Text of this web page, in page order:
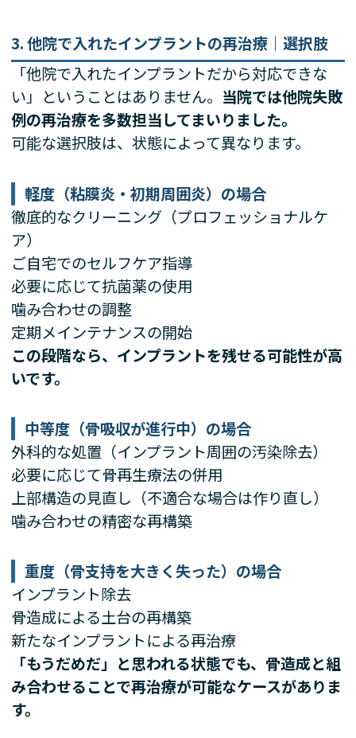
3. 他院で入れたインプラントの再治療｜選択肢
「他院で入れたインプラントだから対応できな
い」ということはありません。 当院では他院失敗
例の再治療を多数担当してまいりました。
可能な選択肢は、状態によって異なります。
軽度（粘膜炎・初期周囲炎）の場合
徹底的なクリーニング（プロフェッショナルケ
ア）
ご自宅でのセルフケア指導
必要に応じて抗菌薬の使用
噛み合わせの調整
定期メインテナンスの開始
この段階なら、インプラントを残せる可能性が高
いです。
中等度（骨吸収が進行中）の場合
外科的な処置（インプラント周囲の汚染除去）
必要に応じて骨再生療法の併用
上部構造の見直し（不適合な場合は作り直し）
噛み合わせの精密な再構築
重度（骨支持を大きく失った）の場合
インプラント除去
骨造成による土台の再構築
新たなインプラントによる再治療
「もうだめだ」と思われる状態でも、骨造成と組
み合わせることで再治療が可能なケースがありま
す。